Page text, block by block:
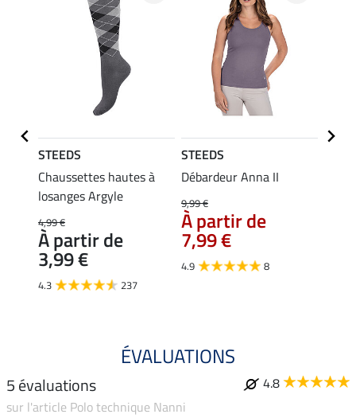
STEEDS
Chaussettes hautes à
losanges Argyle
4,99 €
À partir de
3,99 €
4.3 237
STEEDS
Débardeur Anna II
9,99 €
À partir de
7,99 €
4.9 8
ÉVALUATIONS
5 évaluations
4.8
sur l'article Polo technique Nanni